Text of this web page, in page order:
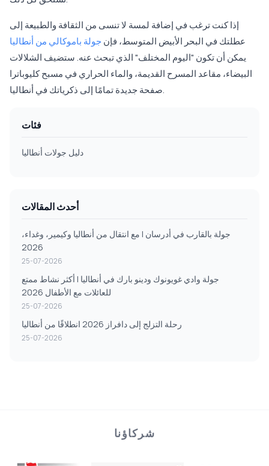
إذا كنت ترغب في إضافة لمسة لا تنسى من الثقافة والطبيعة إلى
عطلتك في البحر الأبيض المتوسط، فإن جولة باموكالي من أنطاليا
يمكن أن تكون "اليوم المختلف" الذي تبحث عنه. ستضيف الشلالات
البيضاء، مقاعد المسرح القديمة، والماء الحراري في مسبح كليوباترا
صفحة جديدة تمامًا إلى ذكرياتك في أنطاليا.
فئات
دليل جولات أنطاليا
أحدث المقالات
جولة بالقارب في أدرسان | مع انتقال من أنطاليا وكيمير، وغداء،
2026
25-07-2026
جولة وادي غويونوك ودينو بارك في أنطاليا | أكثر نشاط ممتع
للعائلات مع الأطفال 2026
25-07-2026
رحلة التزلج إلى دافراز 2026 انطلاقًا من أنطاليا
25-07-2026
شركاؤنا